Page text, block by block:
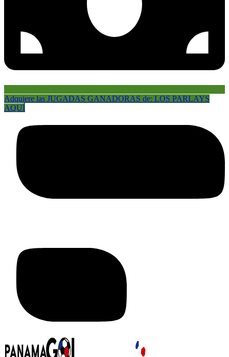
Adquiere las JUGADAS GANADORAS de: LOS PARLAYS
AQUÍ